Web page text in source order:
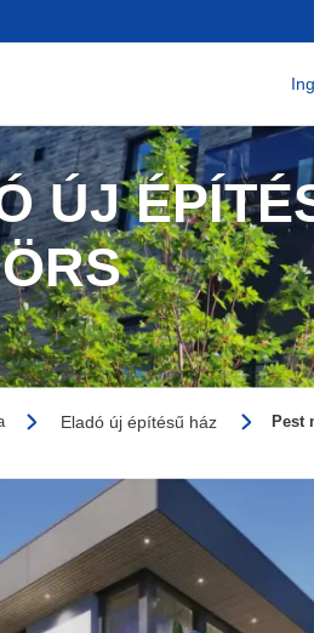
ÚJ
Eladó új építésű ház Pest